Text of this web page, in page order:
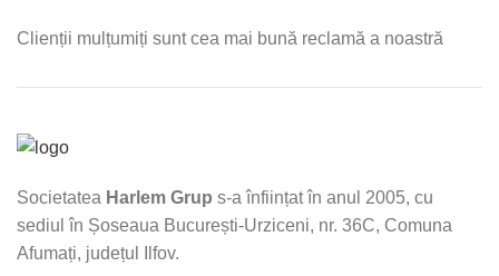
Clienții mulțumiți sunt cea mai bună reclamă a noastră
Societatea Harlem Grup s-a înființat în anul 2005, cu
sediul în Șoseaua București-Urziceni, nr. 36C, Comuna
Afumați, județul Ilfov.